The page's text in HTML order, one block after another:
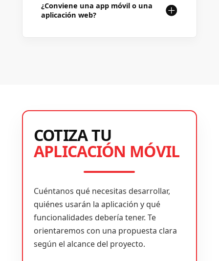
¿Conviene una app móvil o una
aplicación web?
COTIZA TU
APLICACIÓN MÓVIL
Cuéntanos qué necesitas desarrollar,
quiénes usarán la aplicación y qué
funcionalidades debería tener. Te
orientaremos con una propuesta clara
según el alcance del proyecto.